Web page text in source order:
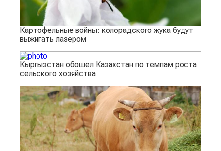
Картофельные войны: колорадского жука будут
выжигать лазером
Кыргызстан обошел Казахстан по темпам роста
сельского хозяйства